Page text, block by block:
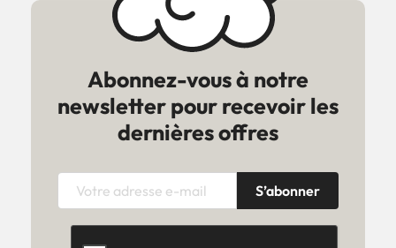
Abonnez-vous à notre
newsletter pour recevoir les
dernières offres